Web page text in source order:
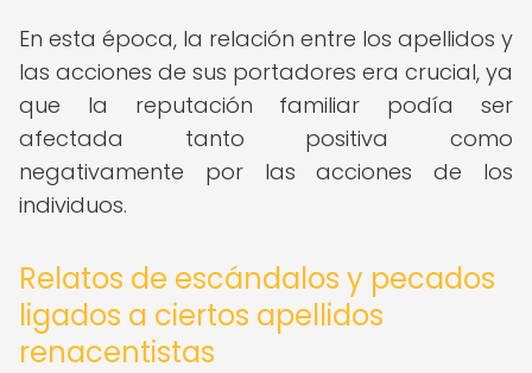
En esta época, la relación entre los apellidos y
las acciones de sus portadores era crucial, ya
que la reputación familiar podía ser
afectada tanto positiva como
negativamente por las acciones de los
individuos.
Relatos de escándalos y pecados
ligados a ciertos apellidos
renacentistas